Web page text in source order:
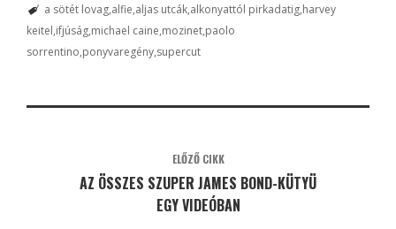
a sötét lovag alfie aljas utcák alkonyattól pirkadatig harvey
keitel ifjúság michael caine mozinet paolo
sorrentino ponyvaregény supercut
ELŐZŐ CIKK
AZ ÖSSZES SZUPER JAMES BOND-KÜTYÜ
EGY VIDEÓBAN